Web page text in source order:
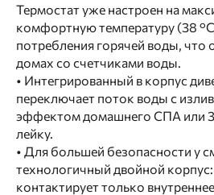
Термостат уже настроен на
комфортную температуру (38
потребления горячей воды, что
домах со счетчиками воды.
• Интегрированный в корпус
переключает поток воды с
эффектом домашнего СПА или
лейку.
• Для большей безопасности у
технологичный двойной
контактирует только